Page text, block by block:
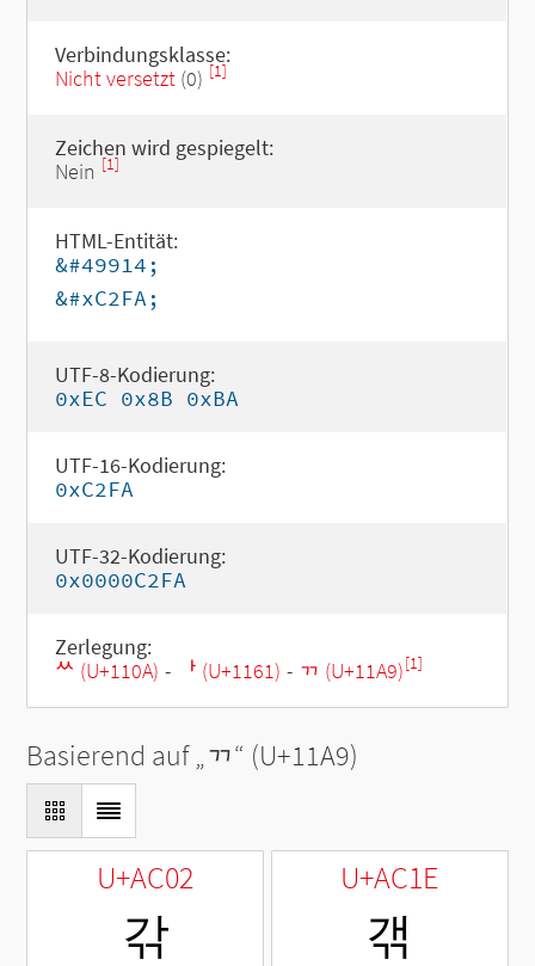
Verbindungsklasse:
Nicht versetzt(0) [1]
Zeichen wird gespiegelt:
Nein [1]
HTML-Entität:
&#49914;
&#xC2FA;
UTF-8-Kodierung:
0xEC 0x8B 0xBA
UTF-16-Kodierung:
0xC2FA
UTF-32-Kodierung:
0x0000C2FA
Zerlegung:
ᄊ (U+110A) - ᅡ (U+1161) - ᆩ (U+11A9)[1]
Basierend auf „ᆩ“ (U+11A9)
U+AC02
갂
U+AC1E
갞